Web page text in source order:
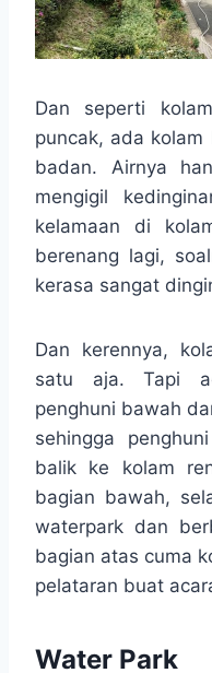
Dan seperti
puncak, ada kolam
badan. Airnya
mengigil
kelamaan di
berenang lagi,
kerasa sangat
Dan kerennya,
satu aja. Tapi
penghuni bawah
sehingga
balik ke kolam
bagian bawah,
waterpark dan
bagian atas cuma
pelataran buat
Water Park